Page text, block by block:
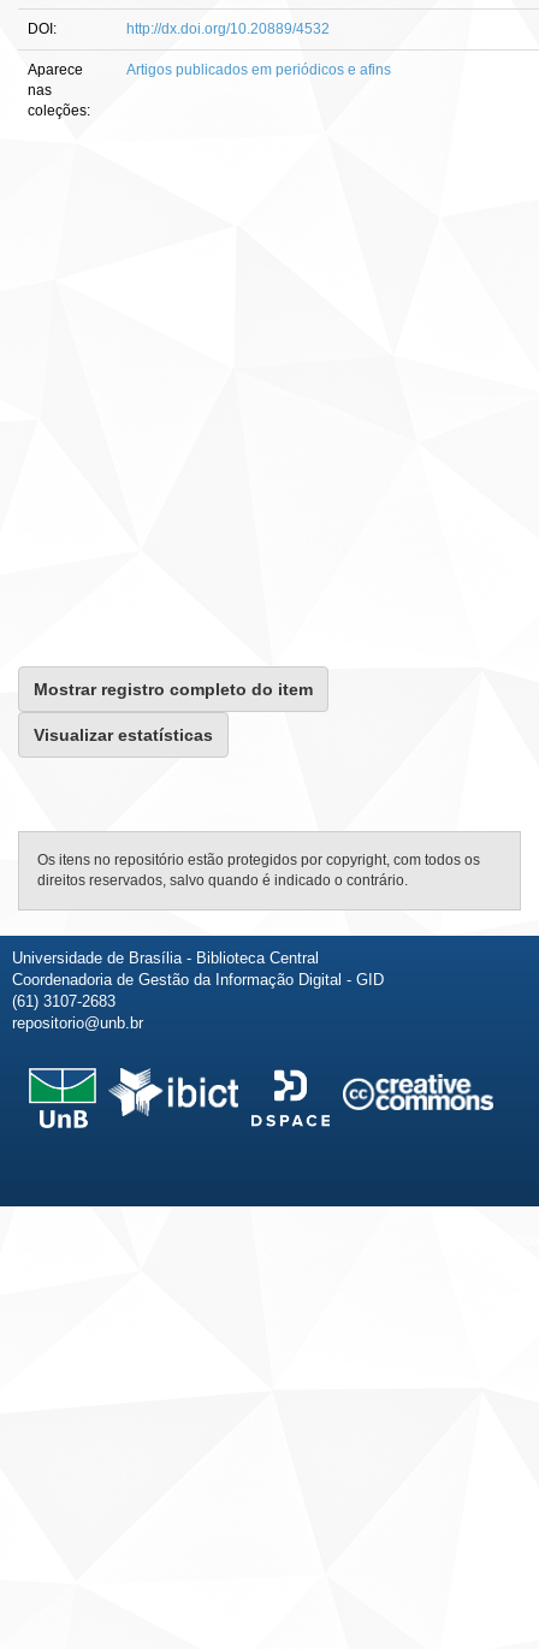
DOI: http://dx.doi.org/10.20889/4532
Aparece
nas
coleções:
Artigos publicados em periódicos e afins
Mostrar registro completo do item
Visualizar estatísticas
Os itens no repositório estão protegidos por copyright, com todos os
direitos reservados, salvo quando é indicado o contrário.
Universidade de Brasília - Biblioteca Central
Coordenadoria de Gestão da Informação Digital - GID
(61) 3107-2683
repositorio@unb.br